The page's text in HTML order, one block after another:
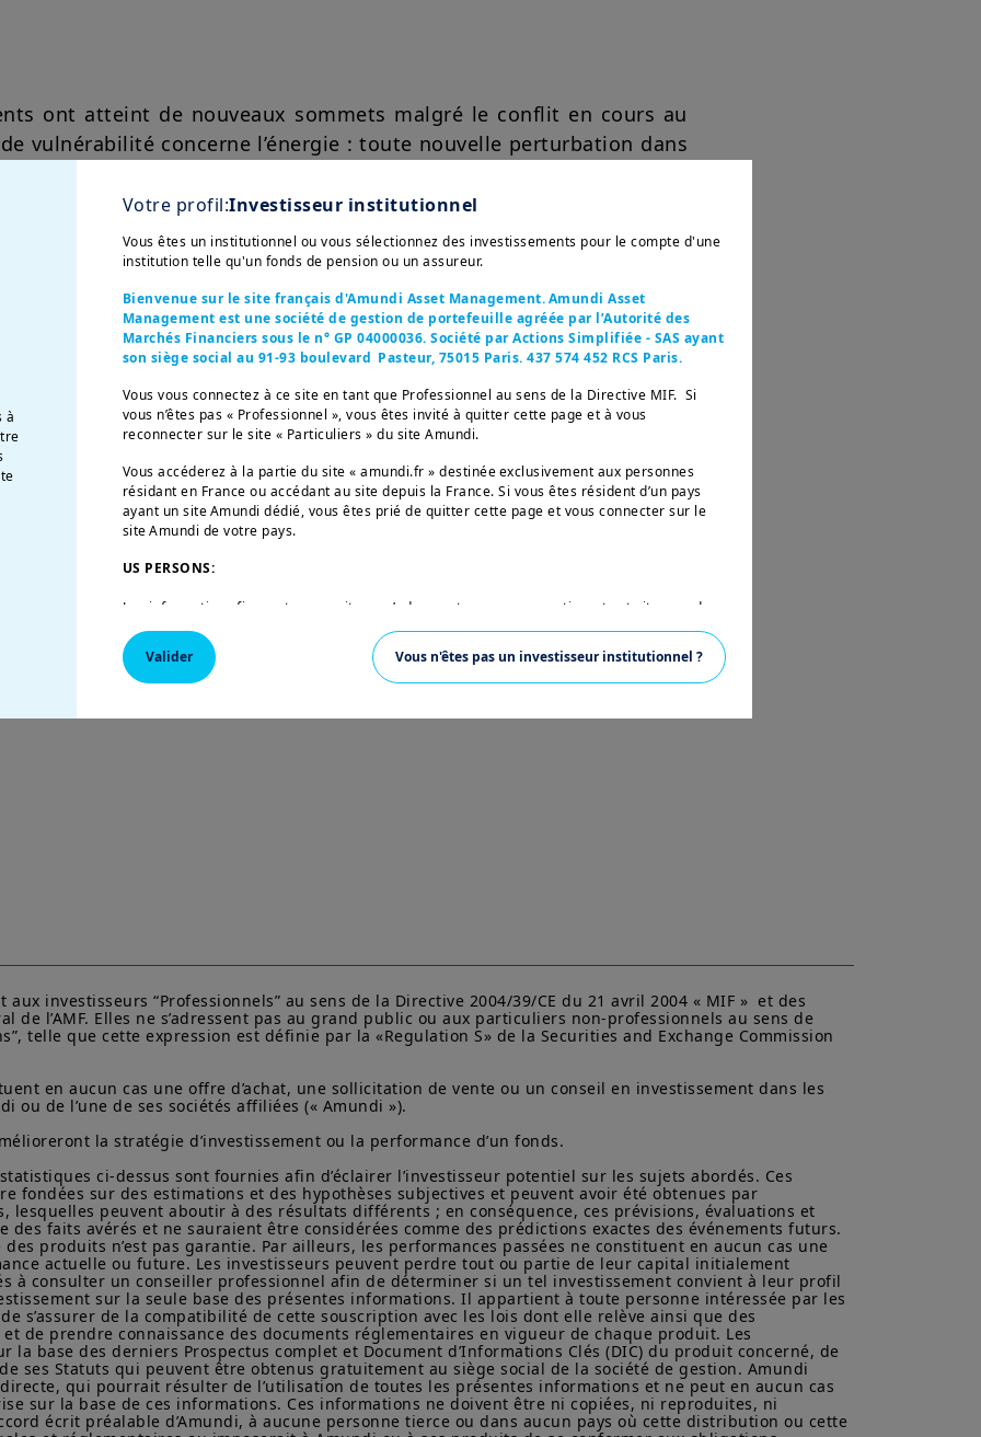
ont atteint de nouveaux sommets malgré le conflit en cours au
vulnérabilité concerne l’énergie : toute nouvelle perturbation dans
pour le transport du pétrole et du gaz, ferait grimper les prix
inflationnistes. Un choc prolongé compliquerait également
dans les pays disposant de marges de manœuvre limitées.
à la durée des perturbations des flux énergétiques, les actions
portées par la dispersion géographique, le rebond du
de la croissance des résultats, nettement plus marquée que
Lire l'article complet sur
Amundi Research Center
à
Votre profil:Investisseur institutionnel
Vous êtes un institutionnel ou vous sélectionnez des investissements pour le compte d'une
institution telle qu'un fonds de pension ou un assureur.
Bienvenue sur le site français d'Amundi Asset Management. Amundi Asset
Management est une société de gestion de portefeuille agréée par l’Autorité des
Marchés Financiers sous le n° GP 04000036. Société par Actions Simplifiée - SAS ayant
son siège social au 91-93 boulevard Pasteur, 75015 Paris. 437 574 452 RCS Paris.
Vous vous connectez à ce site en tant que Professionnel au sens de la Directive MIF. Si
vous n’êtes pas « Professionnel », vous êtes invité à quitter cette page et à vous
reconnecter sur le site « Particuliers » du site Amundi.
Vous accéderez à la partie du site « amundi.fr » destinée exclusivement aux personnes
résidant en France ou accédant au site depuis la France. Si vous êtes résident d’un pays
ayant un site Amundi dédié, vous êtes prié de quitter cette page et vous connecter sur le
site Amundi de votre pays.
US PERSONS:
Les informations figurant sur ce site ne s’adressent pas aux ressortissants et citoyens des
Etats-Unis d’Amérique ou aux «U.S. Persons», telle que cette expression est définie par la
«Regulation S» de la Securities and Exchange Commission en vertu de l’U.S. Securities Act
de 1933, qui vise notamment toute personne physique résidant aux Etats-Unis d’Amérique
et toute entité ou société organisée ou enregistrée en vertu de la réglementation
Votre accès à ce site est soumis au respect de la réglementation française en vigueur et
aux «Mentions légales / Conditions générales d’accès au site».
En choisissant d’accéder à notre site, vous reconnaissez avoir pris connaissance de ces
attentivement.
Valider Vous n'êtes pas un investisseur institutionnel ?
investisseurs “Professionnels” au sens de la Directive 2004/39/CE du 21 avril 2004 « MIF »  et des
de l’AMF. Elles ne s’adressent pas au grand public ou aux particuliers non-professionnels au sens de
telle que cette expression est définie par la «Regulation S» de la Securities and Exchange Commission
en aucun cas une offre d’achat, une sollicitation de vente ou un conseil en investissement dans les
ou de l’une de ses sociétés affiliées (« Amundi »).
la stratégie d’investissement ou la performance d’un fonds.
ci-dessus sont fournies afin d’éclairer l’investisseur potentiel sur les sujets abordés. Ces
fondées sur des estimations et des hypothèses subjectives et peuvent avoir été obtenues par
lesquelles peuvent aboutir à des résultats différents ; en conséquence, ces prévisions, évaluations et
des faits avérés et ne sauraient être considérées comme des prédictions exactes des événements futurs.
produits n’est pas garantie. Par ailleurs, les performances passées ne constituent en aucun cas une
actuelle ou future. Les investisseurs peuvent perdre tout ou partie de leur capital initialement
à consulter un conseiller professionnel afin de déterminer si un tel investissement convient à leur profil
sur la seule base des présentes informations. Il appartient à toute personne intéressée par les
s’assurer de la compatibilité de cette souscription avec les lois dont elle relève ainsi que des
de prendre connaissance des documents réglementaires en vigueur de chaque produit. Les
base des derniers Prospectus complet et Document d’Informations Clés (DIC) du produit concerné, de
ses Statuts qui peuvent être obtenus gratuitement au siège social de la société de gestion. Amundi
qui pourrait résulter de l’utilisation de toutes les présentes informations et ne peut en aucun cas
sur la base de ces informations. Ces informations ne doivent être ni copiées, ni reproduites, ni
écrit préalable d’Amundi, à aucune personne tierce ou dans aucun pays où cette distribution ou cette